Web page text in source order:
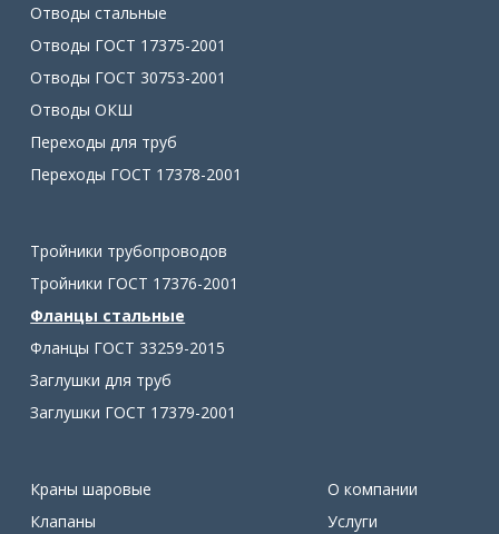
Отводы стальные
Отводы ГОСТ 17375-2001
Отводы ГОСТ 30753-2001
Отводы ОКШ
Переходы для труб
Переходы ГОСТ 17378-2001
Тройники трубопроводов
Тройники ГОСТ 17376-2001
Фланцы стальные
Фланцы ГОСТ 33259-2015
Заглушки для труб
Заглушки ГОСТ 17379-2001
Краны шаровые
Клапаны
О компании
Услуги